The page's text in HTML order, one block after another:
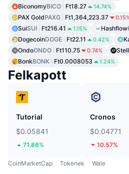
BiconomyBICO Ft18.27 14.74%
PAX GoldPAXG Ft1,364,223.37
SuiSUI Ft216.41 1.15% Hashflow
DogecoinDOGE Ft22.11 0.42%
OndoONDO Ft110.75 0.74%
BonkBONK Ft0.0008053 1.24%
Felkapott
Tutorial
$0.05841
71.86%
Cronos
$0.04771
10.57%
CoinMarketCap Tokenek Wale